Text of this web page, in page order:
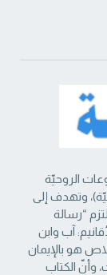
الروحيّة
وتهدف إلى
“رسالة
آب وابن
هو بالإيمان
وأنّ الكتاب